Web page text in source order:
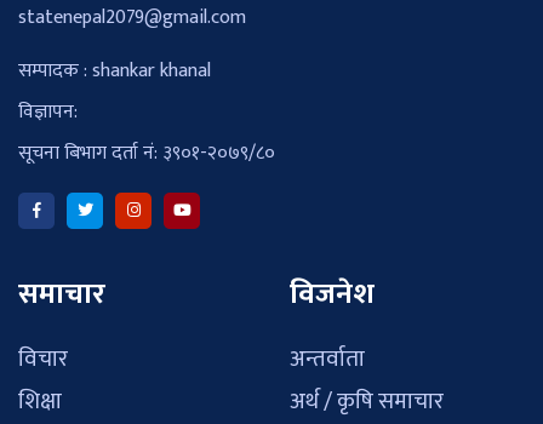
statenepal2079@gmail.com
सम्पादक : shankar khanal
विज्ञापन:
सूचना बिभाग दर्ता नं: ३९०१-२०७९/८०
समाचार
विचार
शिक्षा
विजनेश
अन्तर्वाता
अर्थ / कृषि समाचार